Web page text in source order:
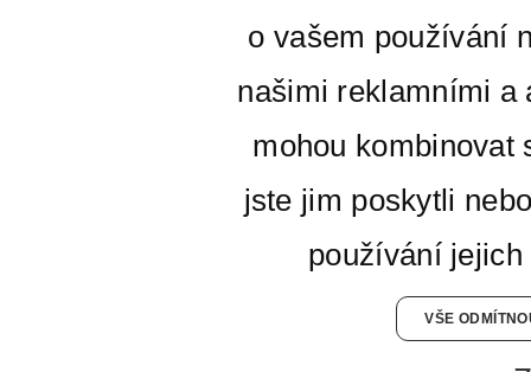
o vašem používání
našimi reklamními a
mohou kombinovat
jste jim poskytli
používání
VŠE